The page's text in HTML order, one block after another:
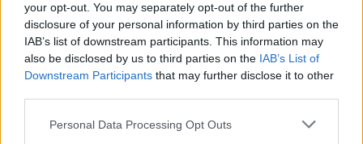
your opt-out. You may separately opt-out of the further
disclosure of your personal information by third parties on the
IAB’s list of downstream participants. This information may
also be disclosed by us to third parties on the IAB’s List of
Downstream Participants that may further disclose it to other
Please note that this website/app uses one or more Google
Personal Data Processing Opt Outs